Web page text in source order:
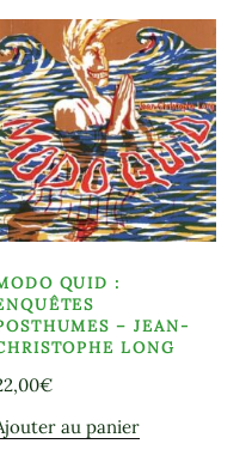
QUID :
– JEAN-
LONG
€
au panier